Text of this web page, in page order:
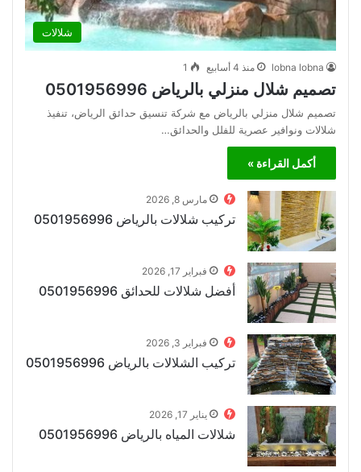
شلالات
lobna lobna منذ 4 أسابيع 1
تصميم شلال منزلي بالرياض 0501956996
تصميم شلال منزلي بالرياض مع شركة تنسيق حدائق الرياض، تنفيذ
شلالات ونوافير عصرية للفلل والحدائق…
أكمل القراءة »
مارس 8, 2026
تركيب شلالات بالرياض 0501956996
فبراير 17, 2026
أفضل شلالات للحدائق 0501956996
فبراير 3, 2026
تركيب الشلالات بالرياض 0501956996
يناير 17, 2026
شلالات المياه بالرياض 0501956996